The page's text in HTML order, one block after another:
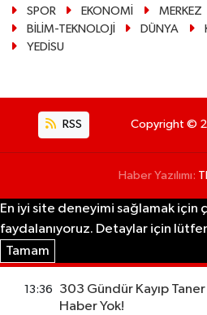
SPOR
EKONOMİ MERKEZ
BİLİM-TEKNOLOJİ
DÜNYA
YEDİSU
RSS Copyright ©
Haber Yazılımı:
En iyi site deneyimi sağlamak için
faydalanıyoruz. Detaylar için lütfen
Tamam
13:36
303 Gündür Kayıp
Haber Yok!